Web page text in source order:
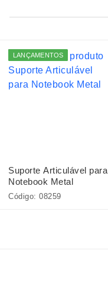
LANÇAMENTOS
Suporte Articulável para
Notebook Metal
Código: 08259